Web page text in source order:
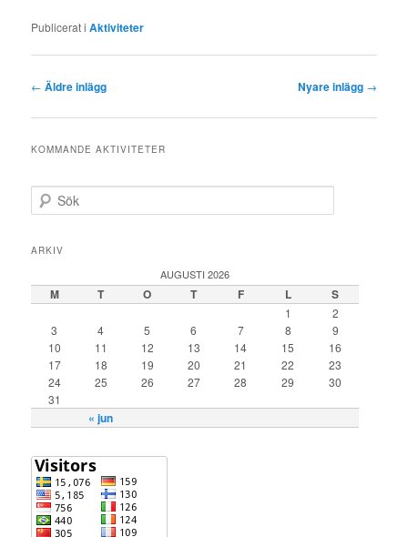
Publicerat i Aktiviteter
Inläggsnavigering
← Äldre inlägg Nyare inlägg →
KOMMANDE AKTIVITETER
ö
ARKIV
AUGUSTI 2026
M T O T F L S
« jun
1
2
3
4 5 6 7 8
9
10
11 12 13 14 15
16
17
18 19 20 21 22
23
24
25 26 27 28 29
30
31